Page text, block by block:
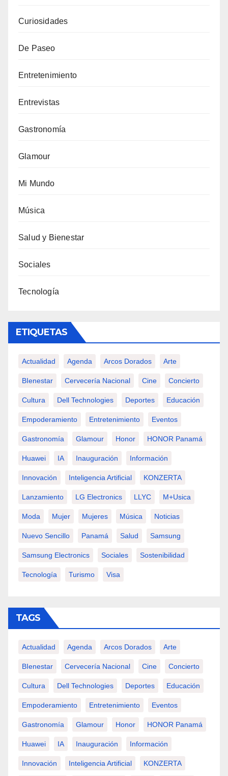
Curiosidades
De Paseo
Entretenimiento
Entrevistas
Gastronomía
Glamour
Mi Mundo
Música
Salud y Bienestar
Sociales
Tecnología
ETIQUETAS
Actualidad Agenda Arcos Dorados Arte
BIenestar Cervecería Nacional Cine Concierto
Cultura Dell Technologies Deportes Educación
Empoderamiento Entretenimiento Eventos
Gastronomía Glamour Honor HONOR Panamá
Huawei IA Inauguración Información
Innovación Inteligencia Artificial KONZERTA
Lanzamiento LG Electronics LLYC M+usica
Moda Mujer Mujeres Música Noticias
Nuevo Sencillo Panamá Salud Samsung
Samsung Electronics Sociales Sostenibilidad
Tecnología Turismo Visa
TAGS
Actualidad Agenda Arcos Dorados Arte
BIenestar Cervecería Nacional Cine Concierto
Cultura Dell Technologies Deportes Educación
Empoderamiento Entretenimiento Eventos
Gastronomía Glamour Honor HONOR Panamá
Huawei IA Inauguración Información
Innovación Inteligencia Artificial KONZERTA